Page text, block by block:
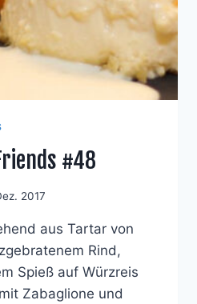
#48
2017
aus Tartar von
Rind,
Spieß auf Würzreis
Zabaglione und